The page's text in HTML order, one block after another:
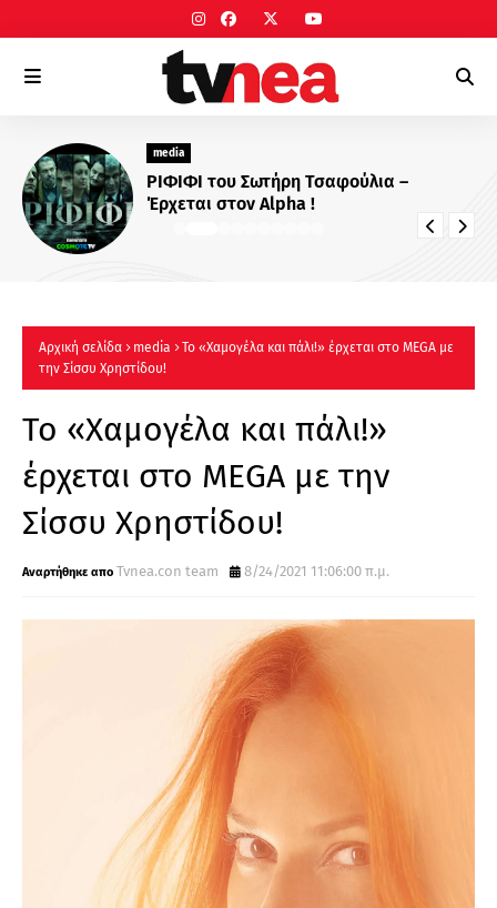
media
ΡΙΦΙΦΙ του Σωτήρη Τσαφούλια –
Έρχεται στον Alpha !
Αρχική σελίδα media
Το «Χαμογέλα και πάλι!» έρχεται στο MEGA με
την Σίσσυ Χρηστίδου!
Το «Χαμογέλα και πάλι!»
έρχεται στο MEGA με την
Σίσσυ Χρηστίδου!
Tvnea.con team 8/24/2021 11:06:00 π.μ.